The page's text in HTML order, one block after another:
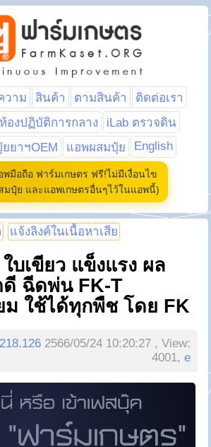
วาม สินค้า ตามสินค้า
ติดต่อเรา
องปฏิบัติการกลาง
iLab ตรวจดิน
ยาฯOEM
แอพผสมปุ๋ย English
พมือถือ ฟาร์มเกษตร ฟรี!ไม่มีเงื่อนไข
มปุ๋ย และแอพเกษตรอื่นๆไว้ในแอพนี้)
แจ้งลิงค์ในเนื้อหาเสีย
บเขียว แข็งแรง ผล
ฉีดพ่น FK-T
ใช้ได้ทุกพืช โดย FK
2566/05/24 10:20:27 , View:
4001,e